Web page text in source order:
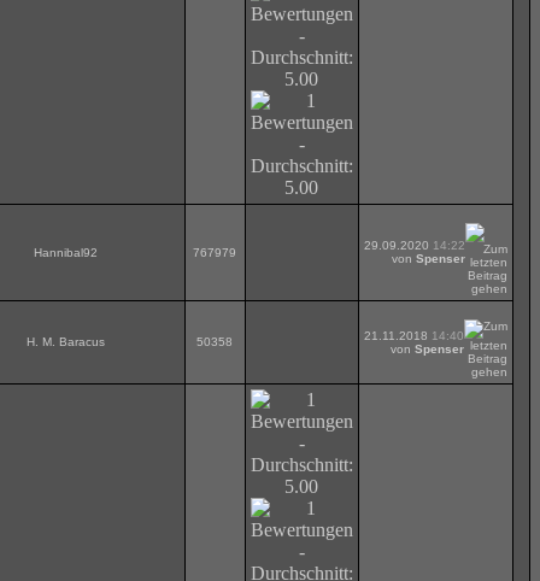
Hannibal92 767979
29.09.2020 14:22
von Spenser
H. M. Baracus 50358 21.11.2018 14:40
von Spenser